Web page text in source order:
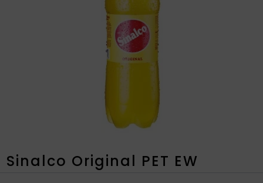
Sinalco Original PET EW